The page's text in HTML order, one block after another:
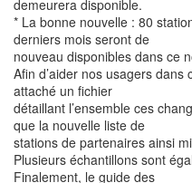
demeurera disponible.
* La bonne nouvelle : 80
derniers mois seront de
nouveau disponibles dans ce
Afin d’aider nos usagers
attaché un fichier
détaillant l’ensemble ces
que la nouvelle liste de
stations de partenaires ainsi
Plusieurs échantillons sont
Finalement, le guide des